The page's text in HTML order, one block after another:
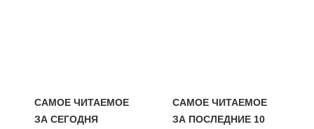
САМОЕ ЧИТАЕМОЕ
ЗА СЕГОДНЯ
САМОЕ ЧИТАЕМОЕ
ЗА ПОСЛЕДНИЕ 10